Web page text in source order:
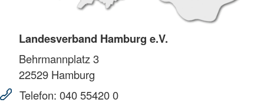
Landesverband Hamburg e.V.
Behrmannplatz 3
22529 Hamburg
Telefon: 040 55420 0